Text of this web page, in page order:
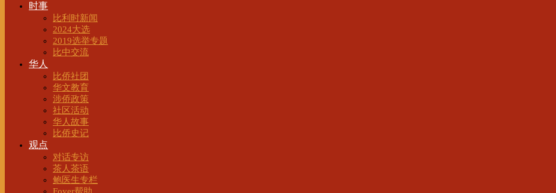
时事
比利时新闻
2024大选
2019选举专题
比中交流
华人
比侨社团
华文教育
涉侨政策
社区活动
华人故事
比侨史记
观点
对话专访
茶人茶语
鲍医生专栏